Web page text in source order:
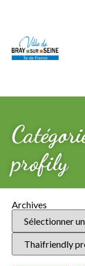
profily
Archives